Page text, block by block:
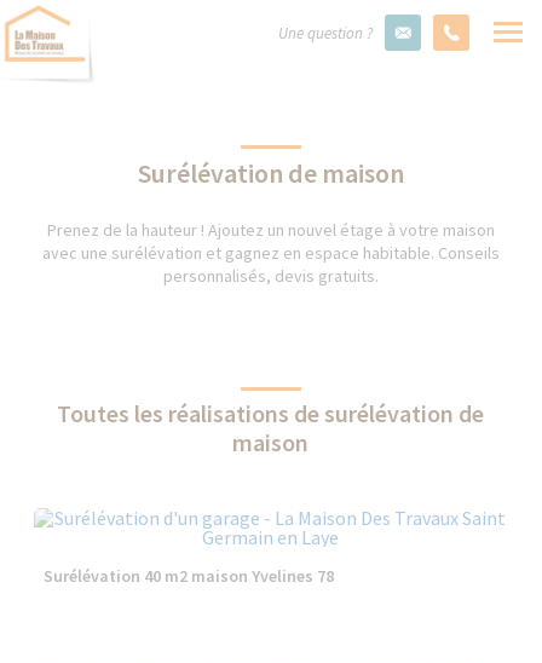
Une question ?
Surélévation de maison
Prenez de la hauteur ! Ajoutez un nouvel étage à votre maison
avec une surélévation et gagnez en espace habitable. Conseils
personnalisés, devis gratuits.
Toutes les réalisations de surélévation de
maison
Surélévation 40 m2 maison Yvelines 78